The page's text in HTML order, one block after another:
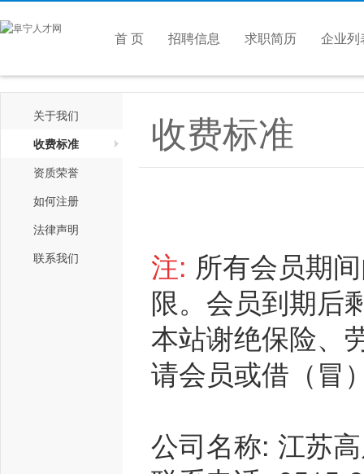
首 页 招聘信息 求职简历 企业列
关于我们
收费标准
资质荣誉
如何注册
法律声明
联系我们
收费标准
注: 所有会员期
限。会员到期后
本站谢绝保险、
请会员或借（冒
公司名称: 江苏